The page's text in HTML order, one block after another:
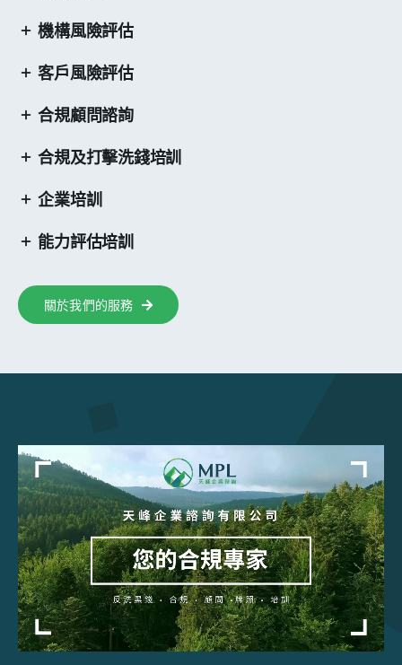
機構風險評估
客戶風險評估
合規顧問諮詢
合規及打擊洗錢培訓
企業培訓
能力評估培訓
關於我們的服務